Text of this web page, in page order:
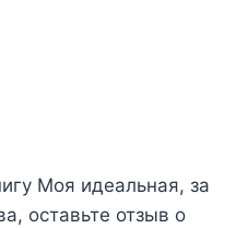
Моя идеальная, за
, оставьте отзыв о